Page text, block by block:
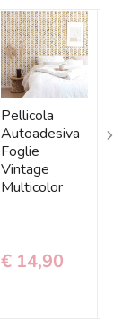
Pellicola
Autoadesiva
Foglie
Vintage
Multicolor
€ 14,90